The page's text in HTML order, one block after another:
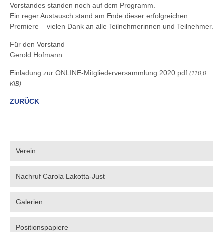
Vorstandes standen noch auf dem Programm.
Ein reger Austausch stand am Ende dieser erfolgreichen
Premiere – vielen Dank an alle Teilnehmerinnen und Teilnehmer.
Für den Vorstand
Gerold Hofmann
Einladung zur ONLINE-Mitgliederversammlung 2020.pdf (110,0
KiB)
ZURÜCK
Verein
Nachruf Carola Lakotta-Just
Galerien
Positionspapiere